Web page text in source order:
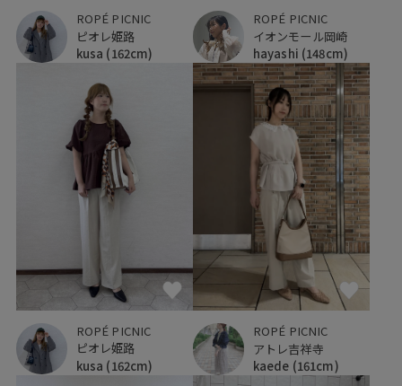
ROPÉ PICNIC
ピオレ姫路
kusa (162cm)
ROPÉ PICNIC
イオンモール岡崎
hayashi (148cm)
ROPÉ PICNIC
ピオレ姫路
kusa (162cm)
ROPÉ PICNIC
アトレ吉祥寺
kaede (161cm)